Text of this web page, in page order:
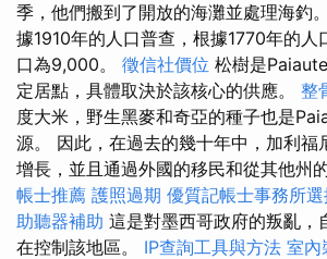
季，他們搬到了開放的海灘並處理海釣。
據1910年的人口普查，根據1770年的人
口為9,000。 徵信社價位 松樹是
定居點，具體取決於該核心的供應。 整
度大米，野生黑麥和奇亞的種子也是
源。 因此，在過去的幾十年中，加利福
增長，並且通過外國的移民和從其他州
帳士推薦 護照過期 優質記帳士事務所
助聽器補助 這是對墨西哥政府的叛亂，
在控制該地區。 IP查詢工具與方法 室內